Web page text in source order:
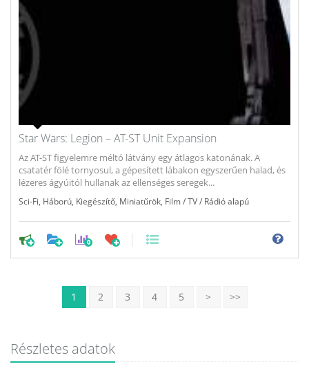
Star Wars: Legion – AT-ST Unit Expansion
Az AT-ST figyelemre méltó látvány egy átlagos katonának. A
csatatér fölé tornyosul, a gépesített lábakon egyszerűen halad, és
lézeres ágyúitól hullanak az ellenséges seregek...
Sci-Fi Háború Kiegészítő Miniatűrök Film / TV / Rádió alapú
0
1 2 3 4 5 > >>
Részletes adatok